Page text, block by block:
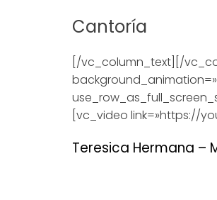
Cantoría
[/vc_column_text][/
[vc_video link=»https://
Teresica Hermana –